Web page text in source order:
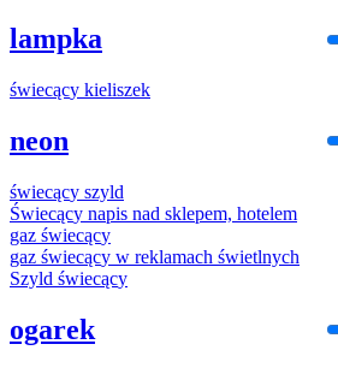
lampka
świecący kieliszek
neon
świecący szyld
Świecący napis nad sklepem, hotelem
gaz świecący
gaz świecący w reklamach świetlnych
Szyld świecący
ogarek